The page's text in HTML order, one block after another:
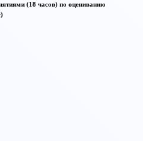
(18 часов) по оцениванию